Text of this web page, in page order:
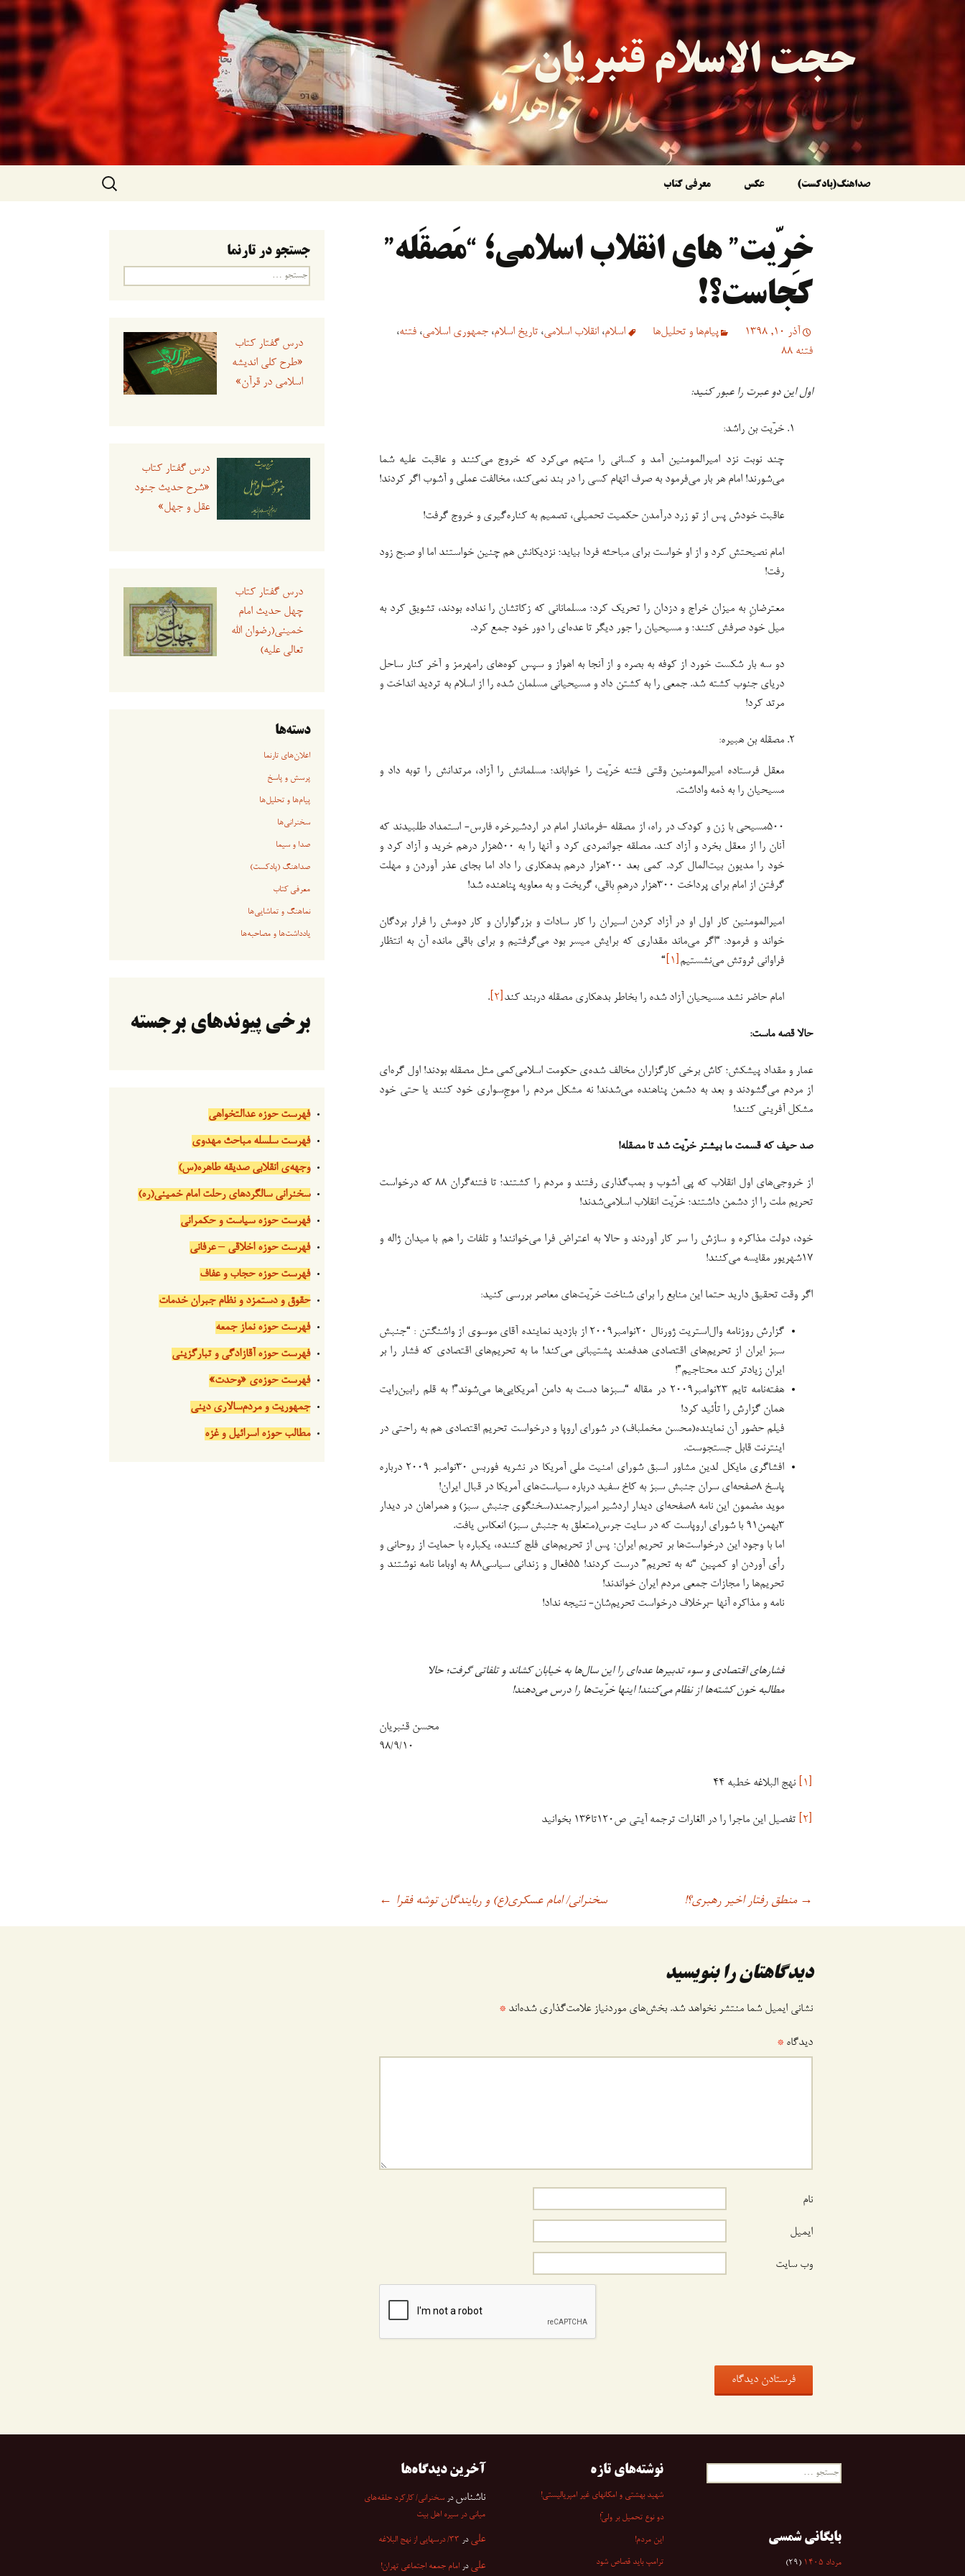
حجت الاسلام قنبریان
رفتن
نوشته‌ها
صداهنگ(پادکست) عکس معرفی کتاب
جستجو
برای:
خِرّیت” های انقلاب اسلامی؛ “مَصقَله”
کجاست؟!
آذر 10, 1398 پیام‌ها و تحلیل‌ها اسلام، انقلاب اسلامی، تاریخ اسلام، جمهوری اسلامی، فتنه،
فتنه 88
اول این دو عبرت را عبور کنید:
خرّیت بن راشد:
چند نوبت نزد امیرالمومنین آمد و کسانی را متهم می‌کرد که خروج می‌کنند و عاقبت علیه شما
می‌شورند! امام هر بار می‌فرمود به صرف اتهام کسی را در بند نمی‌کند، مخالفت عملی و آشوب اگر کردند!
عاقبت خودش پس از تو زرد درآمدن حکمیت تحمیلی، تصمیم به کناره‌گیری و خروج گرفت!
امام نصیحتش کرد و از او خواست برای مباحثه فردا بیاید؛ نزدیکانش هم چنین خواستند اما او صبح زود
رفت!
معترضانِ به میزان خراج و دزدان را تحریک کرد؛ مسلمانانی که زکاتشان را نداده بودند، تشویق کرد به
میل خود صرفش کنند؛ و مسیحیان را جور دیگر تا عده‌ای را دور خود جمع کرد.
دو سه بار شکست خورد از کوفه به بصره و از آنجا به اهواز و سپس کوه‌های رامهرمز و آخر کنار ساحل
دریای جنوب کشته شد. جمعی را به کشتن داد و مسیحیانی مسلمان شده را از اسلام به تردید انداخت و
مرتد کرد!
مصقله بن هبیره:
معقل فرستاده امیرالمومنین وقتی فتنه خرّیت را خواباند؛ مسلمانش را آزاد، مرتدانش را توبه داد و
مسیحیان را به ذمه واداشت.
۵۰۰مسیحی با زن و کودک در راه، از مصقله -فرماندار امام در اردشیرخره فارس- استمداد طلبیدند که
آنان را از معقل بخرد و آزاد کند. مصلقه جوانمردی کرد و آنها را به ۵۰۰هزار درهم خرید و آزاد کرد و
خود را مدیون بیت‌المال کرد. کمی بعد ۲۰۰هزار درهم بدهکاری را داد اما بجای عذر آوردن و مهلت
گرفتن از امام برای پرداخت ۳۰۰هزار درهمِ باقی، گریخت و به معاویه پناهنده شد!
امیرالمومنین کار اول او در آزاد کردن اسیران را کار سادات و بزرگواران و کار دومش را فرار بردگان
خواند و فرمود: “اگر می‌ماند مقداری که برایش میسر بود می‌گرفتیم و برای باقی مانده آن به انتظار
فراوانی ثروتش می‌نشستیم[۱] “
امام حاضر نشد مسیحیان آزاد شده را بخاطر بدهکاری مصقله دربند کند[۲] .
حالا قصه ماست:
عمار و مقداد پیشکش؛ کاش برخی کارگزاران مخالف شده‌ی حکومت اسلامی‌کمی مثل مصقله بودند! اول گره‌ای
از مردم می‌گشودند و بعد به دشمن پناهنده می‌شدند! نه مشکل مردم را موجِ‌سواری خود کنند یا حتی خود
مشکل آفرینی کنند!
صد حیف که قسمت ما بیشتر خرّیت شد تا مصقله!
از خروجی‌های اول انقلاب که پی آشوب و بمب‌گذاری رفتند و مردم را کشتند؛ تا فتنه‌گران ٨٨ که درخواست
تحریم ملت را از دشمن داشتند؛ خرّیت انقلاب اسلامی‌شدند!
خود، دولت مذاکره و سازش را سر کار آوردند و حالا به اعتراض فرا می‌خوانند! و تلفات را هم با میدان ژاله و
۱۷شهریور مقایسه می‌کنند!
اگر وقت تحقیق دارید حتما این منابع را برای شناخت خرّیت‌های معاصر بررسی کنید:
گزارش روزنامه وال‌استریت ژورنال ۲۰نوامبر۲۰۰۹ از بازدید نماینده آقای موسوی از واشنگتن : “جنبش
سبز ایران از تحریم‌های اقتصادی هدفمند پشتیبانی می‌کند! ما به تحریم‌های اقتصادی که فشار را بر
ایران زیادتر کند محتاجیم”!
هفته‌نامه تایم ۲۳نوامبر۲۰۰۹ در مقاله “سبزها دست به دامن آمریکایی‌ها می‌شوند”! به قلم رابین‌رایت
همان گزارش را تأئید کرد!
فیلم حضور آن نماینده(محسن مخملباف) در شورای اروپا و درخواست تحریم اقتصادی هم به راحتی در
اینترنت قابل جستجوست.
افشاگری مایکل لدین مشاور اسبق شورای امنیت ملی آمریکا در نشریه فوربس ۳۰نوامبر ۲۰۰۹ درباره
پاسخ ٨صفحه‌ای سران جنبش سبز به کاخ سفید درباره سیاست‌های آمریکا در قبال ایران!
موید مضمون این نامه ٨صفحه‌ای دیدار اردشیر امیرارجمند(سخنگوی جنبش سبز) و همراهان در دیدار
۳بهمن۹۱ با شورای اروپاست که در سایت جرس(متعلق به جنبش سبز) انعکاس یافت.
اما با وجود این درخواست‌ها بر تحریم ایران؛ پس از تحریم‌های فلج کننده، یکباره با حمایت از روحانی و
رأی آوردن او کمپین “نه به تحریم” درست کردند! ۵۵فعال و زندانی سیاسی٨٨ به اوباما نامه نوشتند و
تحریم‌ها را مجازات جمعی مردم ایران خواندند!
نامه و مذاکره آنها -برخلاف درخواست تحریم‌شان- نتیجه نداد!
فشارهای اقتصادی و سوء تدبیرها عده‌ای را این سال‌ها به خیابان کشاند و تلفاتی گرفت؛ حالا
مطالبه خون کشته‌ها از نظام می‌کنند! اینها خرّیت‌ها را درس می‌دهند!
محسن قنبریان
۹۸/۹/۱۰
[۱] نهج البلاغه خطبه ۴۴
[۲] تفصیل این ماجرا را در الغارات ترجمه آیتی ص۱۲۰تا۱۳۶ بخوانید
→ منطق رفتار اخیر رهبری؟! سخنرانی/ امام عسکری(ع) و ربایندگان توشه فقرا ←
دیدگاهتان را بنویسید
نشانی ایمیل شما منتشر نخواهد شد. بخش‌های موردنیاز علامت‌گذاری شده‌اند *
دیدگاه *
نام
ایمیل
وب‌ سایت
جستجو در تارنما
جستجو
درس گفتار کتاب
«طرح کلی اندیشه
اسلامی در قرآن»
درس گفتار کتاب
«شرح حدیث جنود
عقل و جهل»
درس گفتار کتاب
چهل حدیث امام
خمینی(رضوان الله
تعالی علیه)
دسته‌ها
اعلان‌های تارنما
پرسش و پاسخ
پیام‌ها و تحلیل‌ها
سخنرانی‏‏‌ها
صدا و سیما
صداهنگ (پادکست)
معرفی کتاب
نماهنگ و تماشایی‌ها
یادداشت‌ها و مصاحبه‌ها
برخی پیوندهای برجسته
فهرست حوزه عدالتخواهی
فهرست سلسله مباحث مهدوی
وجهه‌ی انقلابی صدیقه طاهره(س)
سخنرانی سالگردهای رحلت امام خمینی(ره)
فهرست حوزه سیاست و حکمرانی
فهرست حوزه اخلاقی – عرفانی
فهرست حوزه حجاب و عفاف
حقوق و دستمزد و نظام جبران خدمات
فهرست حوزه نماز جمعه
فهرست حوزه آقازادگی و تبارگزینی
فهرست حوزه‌ی «وحدت»
جمهوریت و مردم‌سالاری دینی
مطالب حوزه اسرائیل و غزه
جستجو
نوشته‌های تازه
شهید بهشتی و امکانهای غیر امپریالیستی!
دو نوع تحمیل بر ولیّ!
این مردم!
ترامپ باید قصاص شود
آخرین دیدگاه‌ها
ناشناس در سخنرانی/ کارکرد حلقه‌های
میانی در سیره اهل بیت
علی در ۳۳/ درسهایی از نهج البلاغه
علی در امام جمعه اجتماعی تهران!
بایگانی شمسی
مرداد ۱۴۰۵ (۲۹)